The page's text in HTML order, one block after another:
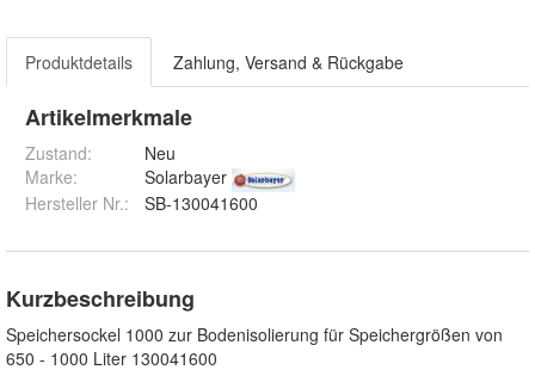
Produktdetails Zahlung, Versand & Rückgabe
Artikelmerkmale
Zustand:
Neu
Marke:
Solarbayer
Hersteller Nr.:
SB-130041600
Kurzbeschreibung
Speichersockel 1000 zur Bodenisolierung für Speichergrößen von
650 - 1000 Liter 130041600